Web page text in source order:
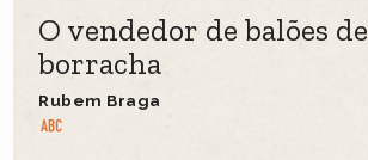
O vendedor de balões de
borracha
Rubem Braga